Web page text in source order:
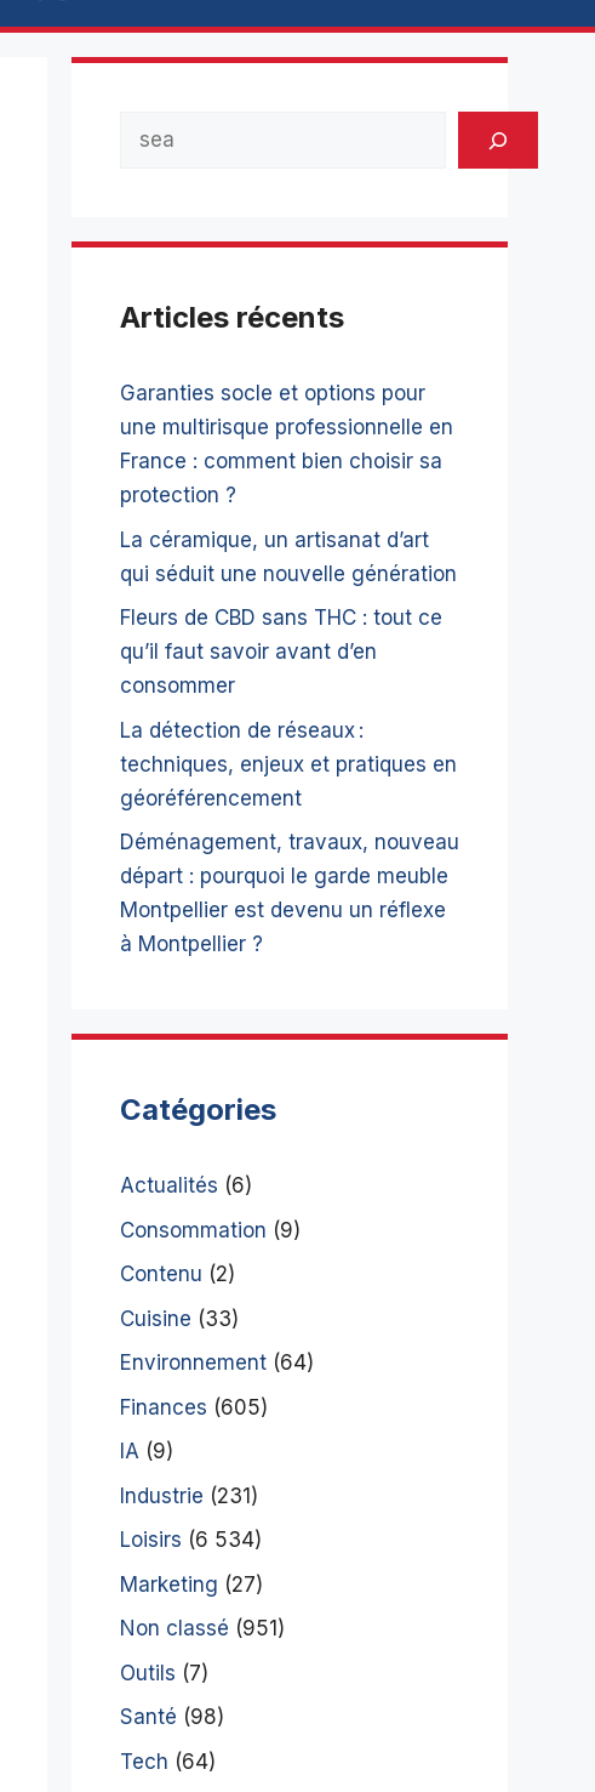
Articles récents
Garanties socle et options pour
une multirisque professionnelle en
France : comment bien choisir sa
protection ?
La céramique, un artisanat d’art
qui séduit une nouvelle génération
Fleurs de CBD sans THC : tout ce
qu’il faut savoir avant d’en
consommer
La détection de réseaux :
techniques, enjeux et pratiques en
géoréférencement
Déménagement, travaux, nouveau
départ : pourquoi le garde meuble
Montpellier est devenu un réflexe
à Montpellier ?
Catégories
Actualités (6)
Consommation (9)
Contenu (2)
Cuisine (33)
Environnement (64)
Finances (605)
IA (9)
Industrie (231)
Loisirs (6 534)
Marketing (27)
Non classé (951)
Outils (7)
Santé (98)
Tech (64)